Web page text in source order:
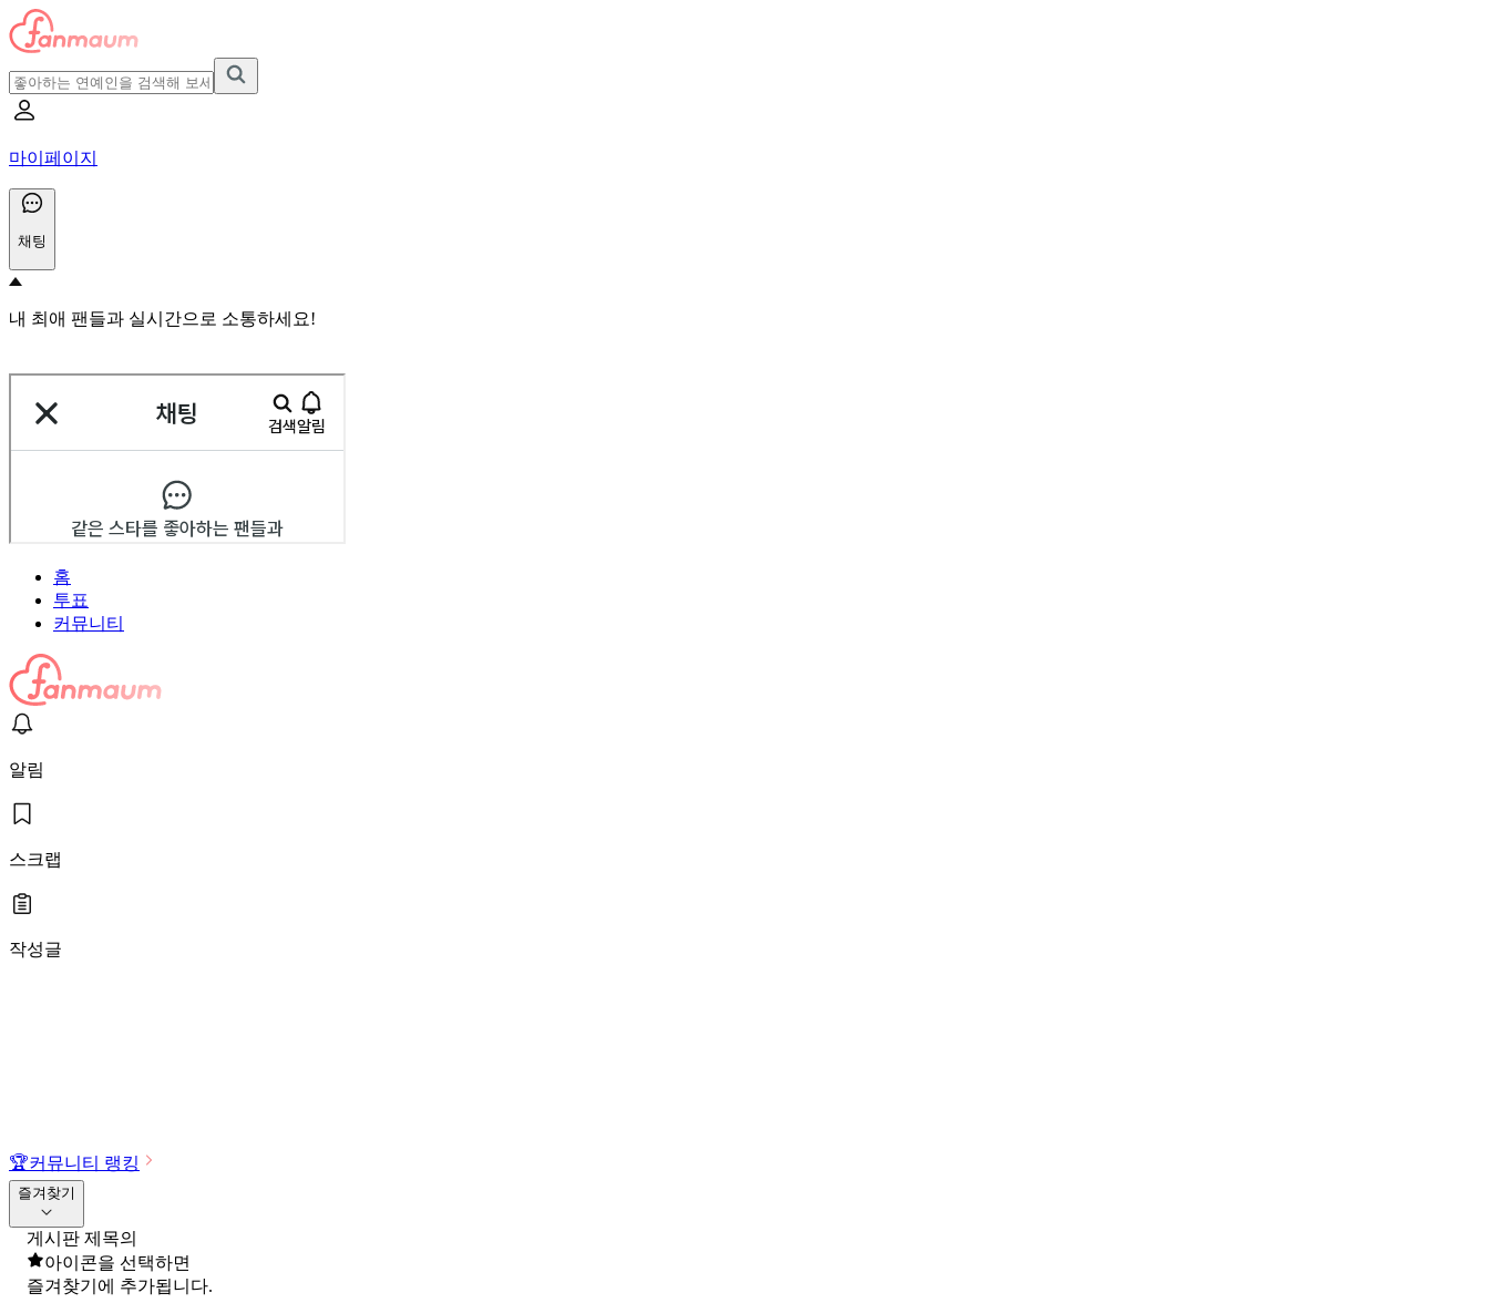
마이페이지
채팅
내 최애 팬들과 실시간으로 소통하세요!
홈
투표
커뮤니티
알림
스크랩
작성글
🏆커뮤니티 랭킹
즐겨찾기
게시판 제목의
아이콘을 선택하면
즐겨찾기에 추가됩니다.